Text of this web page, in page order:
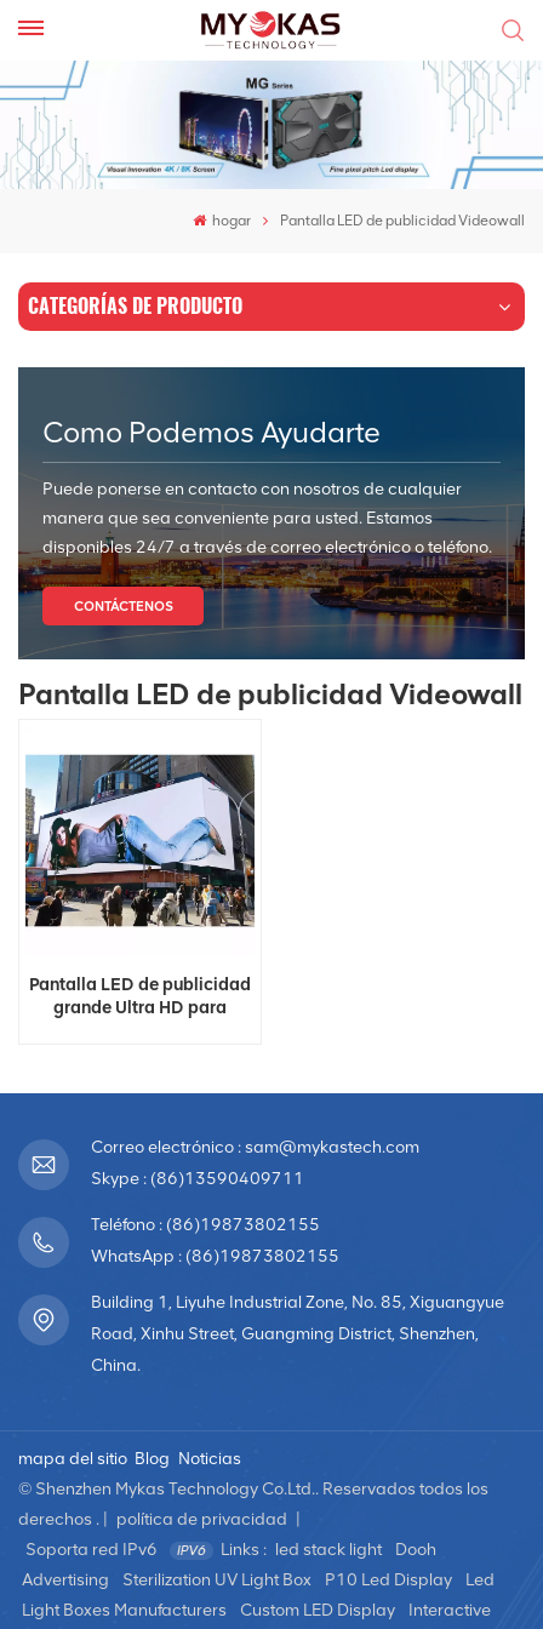
hogar Pantalla LED de publicidad Videowall
CATEGORÍAS DE PRODUCTO
Como Podemos Ayudarte
Puede ponerse en contacto con nosotros de cualquier
manera que sea conveniente para usted. Estamos
disponibles 24/7 a través de correo electrónico o teléfono.
CONTÁCTENOS
Pantalla LED de publicidad Videowall
Pantalla LED de publicidad
grande Ultra HD para
Correo electrónico : sam@mykastech.com
Skype : (86)13590409711
Teléfono : (86)19873802155
WhatsApp : (86)19873802155
Building 1, Liyuhe Industrial Zone, No. 85, Xiguangyue
Road, Xinhu Street, Guangming District, Shenzhen,
China.
mapa del sitio Blog Noticias
© Shenzhen Mykas Technology Co.Ltd.. Reservados todos los
derechos . |
política de privacidad
Soporta red IPv6
Links : led stack light
Dooh
Advertising
Sterilization UV Light Box P10 Led Display
Led
Light Boxes Manufacturers
Custom LED Display Interactive